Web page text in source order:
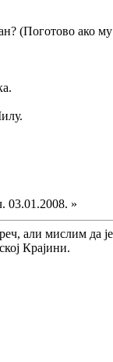
(Поготово ако
03.01.2008. »
али мислим да
Крајини.